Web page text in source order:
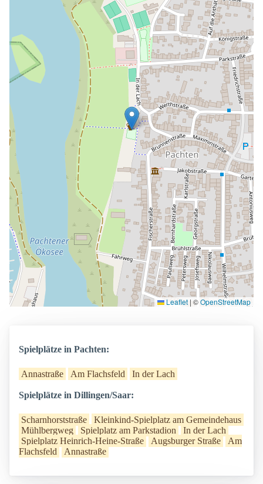
Leaflet | ©OpenStreetMap
Spielplätze in Pachten:
Annastraße Am Flachsfeld In der Lach
Spielplätze in Dillingen/Saar:
Scharnhorststraße
Kleinkind-Spielplatz am Gemeindehaus
Mühlbergweg
Spielplatz am Parkstadion
In der Lach
Spielplatz Heinrich-Heine-Straße
Augsburger Straße
Am
Flachsfeld
Annastraße